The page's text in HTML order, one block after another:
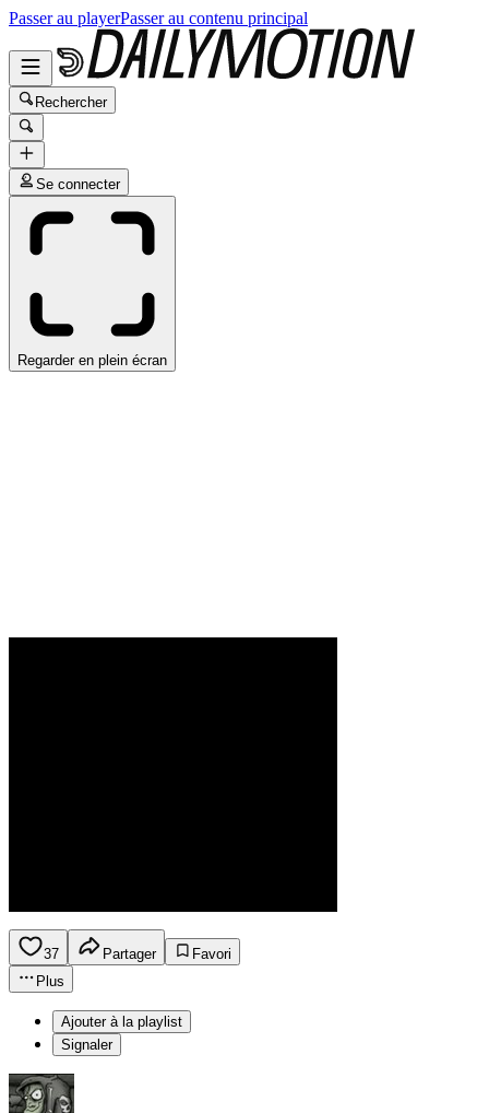
Passer au playerPasser au contenu principal
Rechercher
Se connecter
Regarder en plein écran
37 Partager
Favori
Plus
Ajouter à la playlist
Signaler